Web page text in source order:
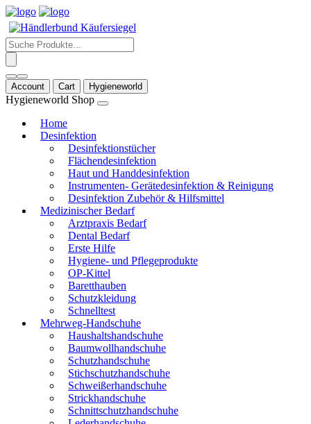
Products
search
Account Cart Hygieneworld
Hygieneworld Shop
Home
Desinfektion
Desinfektionstücher
Flächendesinfektion
Haut und Handdesinfektion
Instrumenten- Gerätedesinfektion & Reinigung
Desinfektion Zubehör & Hilfsmittel
Medizinischer Bedarf
Arztpraxis Bedarf
Dental Bedarf
Erste Hilfe
Hygiene- und Pflegeprodukte
OP-Kittel
Baretthauben
Schutzkleidung
Schnelltest
Mehrweg-Handschuhe
Haushaltshandschuhe
Baumwollhandschuhe
Schutzhandschuhe
Stichschutzhandschuhe
Schweißerhandschuhe
Strickhandschuhe
Schnittschutzhandschuhe